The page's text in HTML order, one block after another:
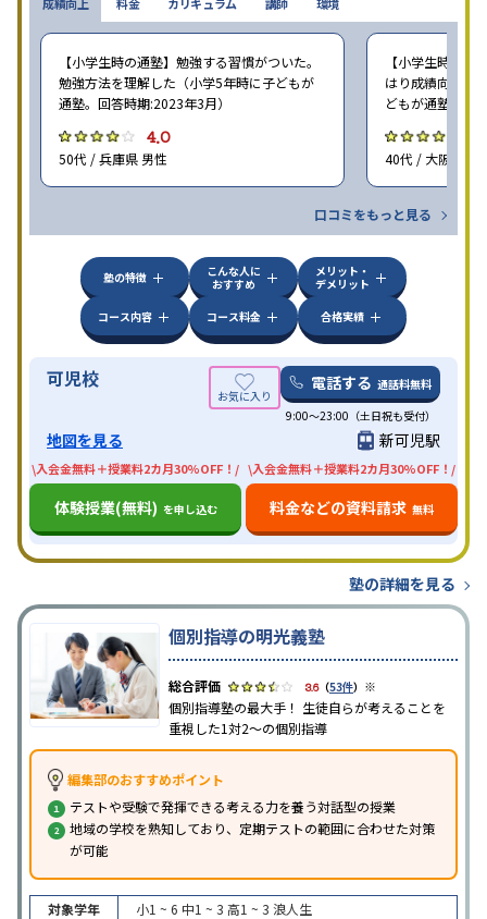
成績向上
【小学生時の通塾】勉強する習慣がついた。
勉強方法を理解した（小学5年時に子どもが
通塾。回答時期:2023年3月）
4.0
50代 / 兵庫県 男性
【小学生時の通
はり成績向上に
どもが通塾。回
40代 / 大阪府 女
口コミをもっと見る
料金 カリキュラム 講師 環境
塾の特徴
こんな人に
おすすめ
メリット・
デメリット
コース内容
コース料金 合格実績
可児校 電話する 通話料無料
9:00～23:00（土日祝も受付）
地図を見る 新可児駅
\入会金無料＋授業料2カ月30%OFF！/
体験授業(無料) を申し込む
\入会金無料＋授業料2カ月30%OFF！/
料金などの資料請求 無料
塾の詳細を見る
個別指導の明光義塾
3.6（53件） ※
個別指導塾の最大手！ 生徒自らが考えることを
重視した1対2〜の個別指導
編集部のおすすめポイント
テストや受験で発揮できる考える力を養う対話型の授業
地域の学校を熟知しており、定期テストの範囲に合わせた対策
が可能
対象学年 小1 ~ 6 中1 ~ 3 高1 ~ 3 浪人生